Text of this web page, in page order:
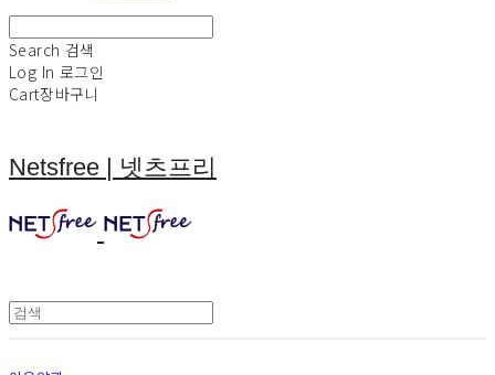
Search 검색
Log In 로그인
Cart장바구니
Netsfree | 넷츠프리